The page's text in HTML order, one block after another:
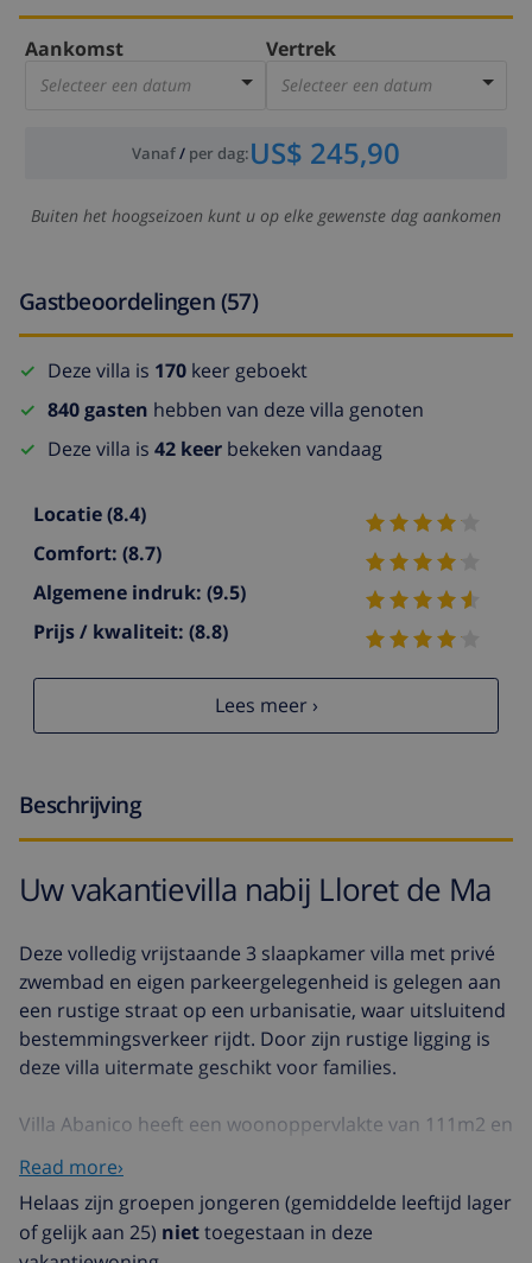
Aankomst
Selecteer een datum
Vertrek
Selecteer een datum
Vanaf/ per dag:US$ 245,90
Buiten het hoogseizoen kunt u op elke gewenste dag aankomen
Gastbeoordelingen (57)
Deze villa is 170 keer geboekt
840 gasten hebben van deze villa genoten
Deze villa is 42 keer bekeken vandaag
Locatie(8.4)
Comfort: (8.7)
Algemene indruk: (9.5)
Prijs / kwaliteit: (8.8)
Lees meer ›
Beschrijving
Uw vakantievilla nabij Lloret de Ma
Deze volledig vrijstaande 3 slaapkamer villa met privé
zwembad en eigen parkeergelegenheid is gelegen aan
een rustige straat op een urbanisatie, waar uitsluitend
bestemmingsverkeer rijdt. Door zijn rustige ligging is
deze villa uitermate geschikt voor families.
Villa Abanico heeft een woonoppervlakte van 111m2 en
straatniveau. Hier bevinden zich de ingerichte
woonkamer, de openkeuken, 3 slaapkamers en 2
badkamers. Het interieur van de villa is licht en heeft
Read more›
Helaas zijn groepen jongeren (gemiddelde leeftijd lager
of gelijk aan 25) niettoegestaan in deze